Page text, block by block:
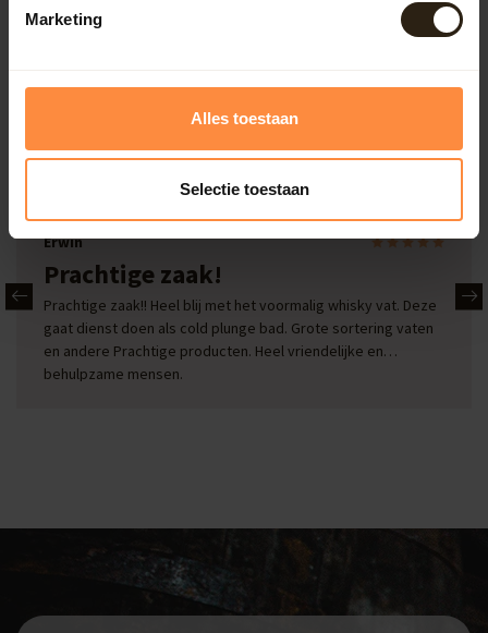
Marketing
Alles toestaan
Selectie toestaan
Onze reviews
Erwin
Prachtige zaak!
Prachtige zaak!! Heel blij met het voormalig whisky vat. Deze
gaat dienst doen als cold plunge bad. Grote sortering vaten
en andere Prachtige producten. Heel vriendelijke en
behulpzame mensen.